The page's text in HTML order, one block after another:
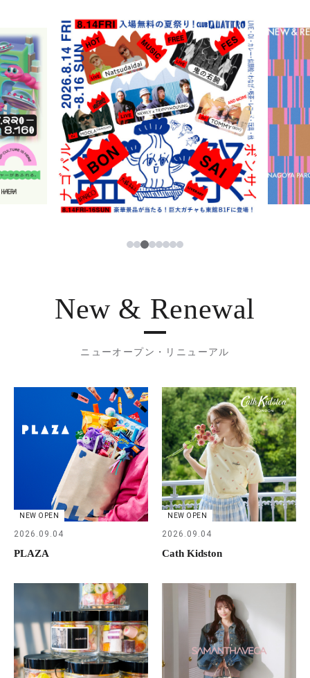
レストラン・カフェ
TAX FREE
PARCOメンバーズ
JP
ภาษาไทย
日本語
1234567
New & Renewal
ニューオープン・リニューアル
NEW OPEN
2026.09.04
PLAZA
NEW OPEN
2026.09.04
Cath Kidston